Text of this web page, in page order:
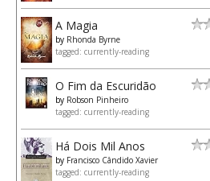
A Magia
by Rhonda Byrne
tagged: currently-reading
O Fim da Escuridão
by Robson Pinheiro
tagged: currently-reading
Há Dois Mil Anos
by Francisco Cândido Xavier
tagged: currently-reading